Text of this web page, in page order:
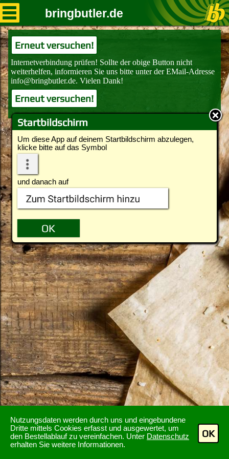
Nutzungsdaten werden durch uns und eingebundene
Dritte mittels Cookies erfasst und ausgewertet, um
den Bestellablauf zu vereinfachen. Unter Datenschutz
erhalten Sie weitere Informationen.
OK
Startbildschirm
Um diese App auf deinem Startbildschirm abzulegen,
klicke bitte auf das Symbol
und danach auf
bringbutler.de
Erneut versuchen!
Erneut versuchen!